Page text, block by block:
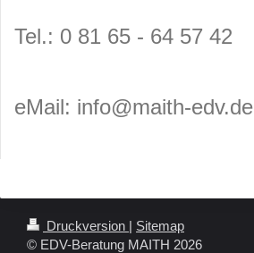
Tel.: 0 81 65 - 64 57 42
eMail: info@maith-edv.de
Druckversion | Sitemap
© EDV-Beratung MAITH 2026